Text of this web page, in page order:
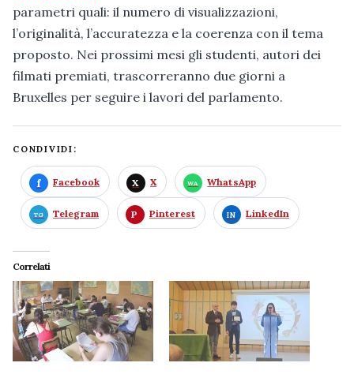
parametri quali: il numero di visualizzazioni,
l’originalità, l’accuratezza e la coerenza con il tema
proposto. Nei prossimi mesi gli studenti, autori dei
filmati premiati, trascorreranno due giorni a
Bruxelles per seguire i lavori del parlamento.
CONDIVIDI:
Facebook X WhatsApp
Telegram Pinterest LinkedIn
Correlati